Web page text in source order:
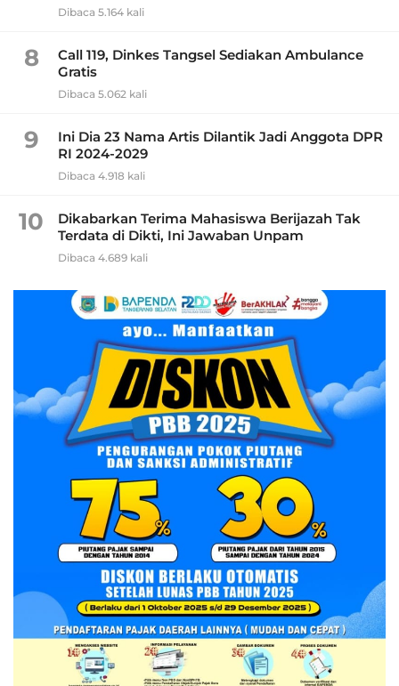
Dibaca 5.164 kali
8
Call 119, Dinkes Tangsel Sediakan Ambulance
Gratis
Dibaca 5.062 kali
9
Ini Dia 23 Nama Artis Dilantik Jadi Anggota DPR
RI 2024-2029
Dibaca 4.918 kali
10
Dikabarkan Terima Mahasiswa Berijazah Tak
Terdata di Dikti, Ini Jawaban Unpam
Dibaca 4.689 kali